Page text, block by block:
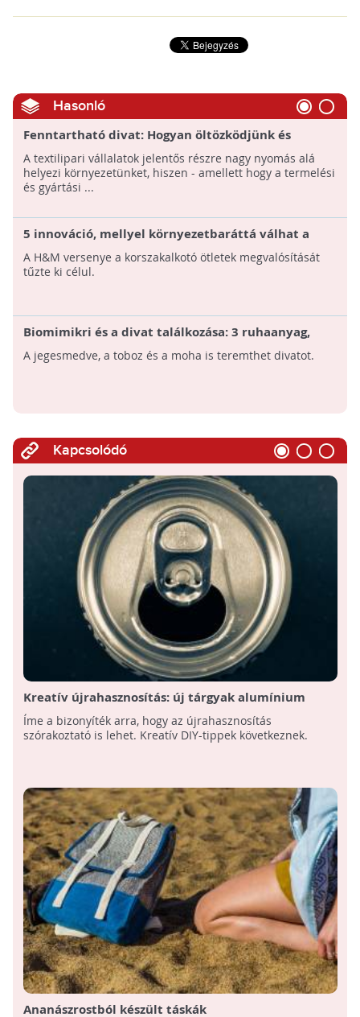
Hasonló
Fenntartható divat: Hogyan öltözködjünk és
szépüljünk zölden és egyben divatosan?
A textilipari vállalatok jelentős részre nagy nyomás alá
helyezi környezetünket, hiszen - amellett hogy a termelési
és gyártási ...
5 innováció, mellyel környezetbaráttá válhat a
divat!
A H&M versenye a korszakalkotó ötletek megvalósítását
tűzte ki célul.
Biomimikri és a divat találkozása: 3 ruhaanyag,
amit a természet ihletett!
A jegesmedve, a toboz és a moha is teremthet divatot.
Kapcsolódó
Kreatív újrahasznosítás: új tárgyak alumínium
italosdobozokból
Íme a bizonyíték arra, hogy az újrahasznosítás
szórakoztató is lehet. Kreatív DIY-tippek következnek.
Ananászrostból készült táskák